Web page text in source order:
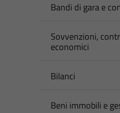
Bandi di gara e
Sovvenzioni,
economici
Bilanci
Beni immobili e